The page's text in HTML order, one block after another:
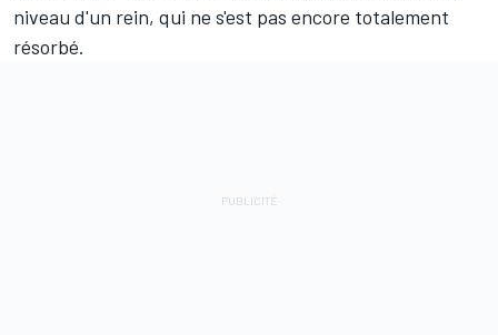
niveau d'un rein, qui ne s'est pas encore totalement
résorbé.